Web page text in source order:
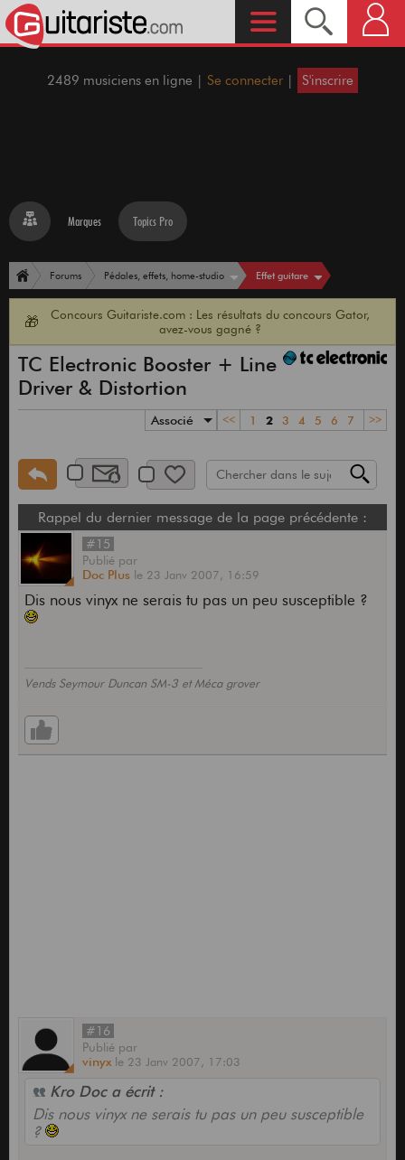
2489 musiciens en ligne | Se connecter | S'inscrire
Marques Topics Pro
Forums Pédales, effets, home-studio Effet guitare
🎁
Concours Guitariste.com : Les résultats du concours Gator,
avez-vous gagné ?
TC Electronic Booster + Line
Driver & Distortion
Associé << 1 2 3 4 5 6 7 >>
Rappel du dernier message de la page précédente :
#15
Publié par
Doc Plus le 23 Janv 2007, 16:59
Dis nous vinyx ne serais tu pas un peu susceptible ?
Vends Seymour Duncan SM-3 et Méca grover
#16
Publié par
vinyx le 23 Janv 2007, 17:03
Kro Doc a écrit :
Dis nous vinyx ne serais tu pas un peu susceptible
?